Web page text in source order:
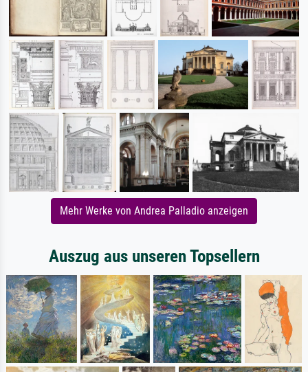
Mehr Werke von Andrea Palladio anzeigen
Auszug aus unseren Topsellern